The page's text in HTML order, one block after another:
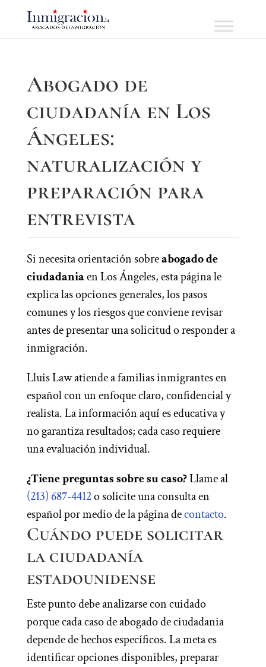
Abogado de
ciudadanía en Los
Ángeles:
naturalización y
preparación para
entrevista
Si necesita orientación sobreabogado de
ciudadaniaen Los Ángeles, esta página le
explica las opciones generales, los pasos
comunes y los riesgos que conviene revisar
antes de presentar una solicitud o responder a
inmigración.
Lluis Law atiende a familias inmigrantes en
español con un enfoque claro, confidencial y
realista. La información aquí es educativa y
no garantiza resultados; cada caso requiere
una evaluación individual.
¿Tiene preguntas sobre su caso?Llame al
(213) 687-4412o solicite una consulta en
español por medio de la página decontacto.
Cuándo puede solicitar
la ciudadanía
estadounidense
Este punto debe analizarse con cuidado
porque cada caso de abogado de ciudadania
depende de hechos específicos. La meta es
identificar opciones disponibles, preparar